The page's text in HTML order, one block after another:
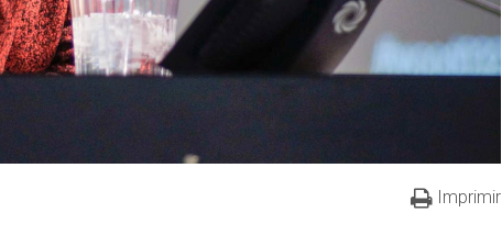
Imprimir